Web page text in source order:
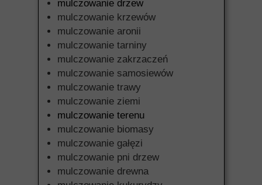
mulczowanie drzew
mulczowanie krzewów
mulczowanie aronii
mulczowanie tarniny
mulczowanie zakrzaczeń
mulczowanie samosiewów
mulczowanie trawy
mulczowanie ziemi
mulczowanie terenu
mulczowanie biomasy
mulczowanie gałęzi
mulczowanie pni drzew
mulczowanie drewna